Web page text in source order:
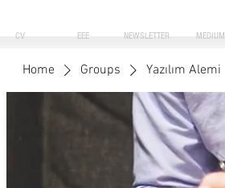
CV EEE NEWSLETTER MEDIUM
Home Groups Yazılım Alemi